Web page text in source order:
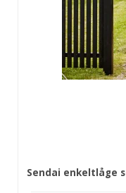
Sendai enkeltlåge